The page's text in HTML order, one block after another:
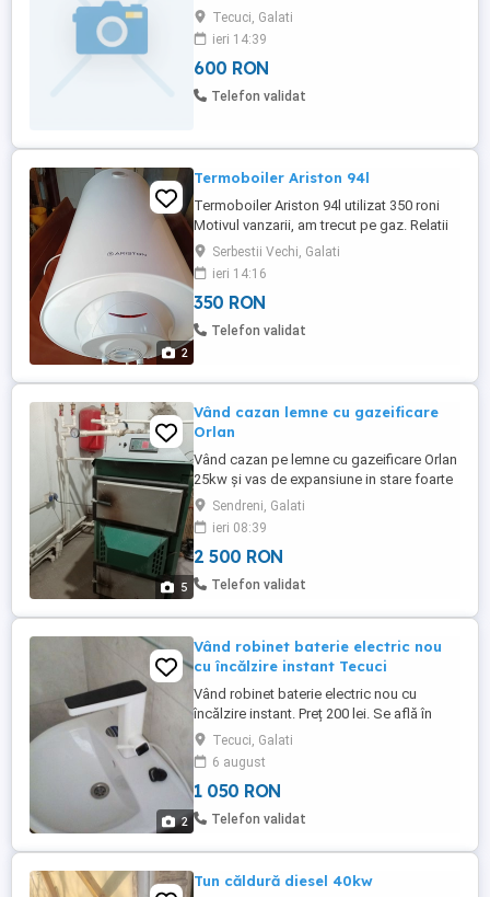
verificare de către un specialist
Tecuci, Galati
ieri 14:39
600 RON
Telefon validat
2
Termoboiler Ariston 94l
Termoboiler Ariston 94l utilizat 350 roni
Motivul vanzarii, am trecut pe gaz. Relatii
la telefon : 075834884
Serbestii Vechi, Galati
ieri 14:16
350 RON
Telefon validat
5
Vând cazan lemne cu gazeificare
Orlan
Vând cazan pe lemne cu gazeificare Orlan
25kw și vas de expansiune in stare foarte
buna .Sendreni, Galati
ieri 08:39
2 500 RON
Telefon validat
2
Vând robinet baterie electric nou
cu încălzire instant Tecuci
Vând robinet baterie electric nou cu
încălzire instant. Preț 200 lei. Se află în
Tecuci jud Galați.
Tecuci, Galati
6 august
1 050 RON
Telefon validat
Tun căldură diesel 40kw